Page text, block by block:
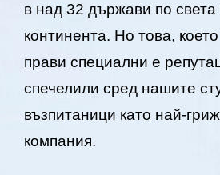
в над 32 държави по света
континента. Но това,
прави специални е
спечелили сред нашите
възпитаници като най-
компания.